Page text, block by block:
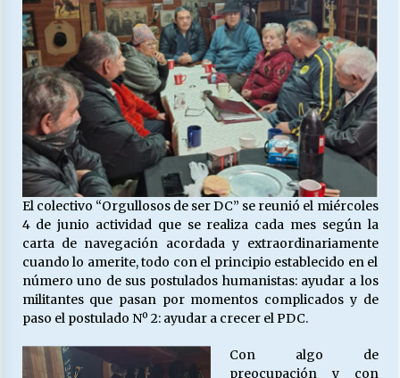
LABORAL:
13/07/2026
Escuela hospitalaria El Carmen de Maipu.
25/06/2026
¿Qué habrían dicho?
23/06/2026
VOLVER A SER ALTERNATIVA
16/06/2026
MUNICIPALIDADES, HONORARIOS, DESPIDOS
El colectivo “Orgullosos de ser DC” se reunió el miércoles
4 de junio actividad que se realiza cada mes según la
carta de navegación acordada y extraordinariamente
cuando lo amerite, todo con el principio establecido en el
número uno de sus postulados humanistas: ayudar a los
militantes que pasan por momentos complicados y de
paso el postulado Nº 2: ayudar a crecer el PDC.
Con algo de
preocupación y con